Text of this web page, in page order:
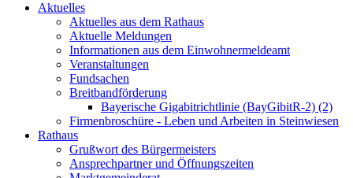
Aktuelles
Aktuelles aus dem Rathaus
Aktuelle Meldungen
Informationen aus dem Einwohnermeldeamt
Veranstaltungen
Fundsachen
Breitbandförderung
Bayerische Gigabitrichtlinie (BayGibitR-2) (2)
Firmenbroschüre - Leben und Arbeiten in Steinwiesen
Rathaus
Grußwort des Bürgermeisters
Ansprechpartner und Öffnungszeiten